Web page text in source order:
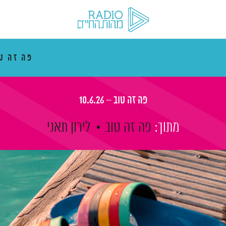
פה זה
פה זה טוב – 10.6.26
מתוך: פה זה טוב לירון תאני